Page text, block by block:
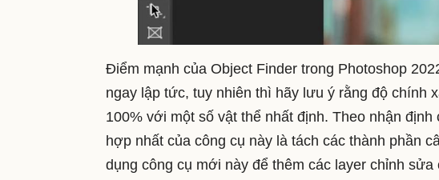
Điểm mạnh của Object Finder trong Photoshop
ngay lập tức, tuy nhiên thì hãy lưu ý rằng độ chính
100% với một số vật thể nhất định. Theo nhận
hợp nhất của công cụ này là tách các thành phần
dụng công cụ mới này để thêm các layer chỉnh